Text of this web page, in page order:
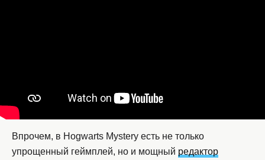
Впрочем, в Hogwarts Mystery есть не только
упрощенный геймплей, но и мощный редактор